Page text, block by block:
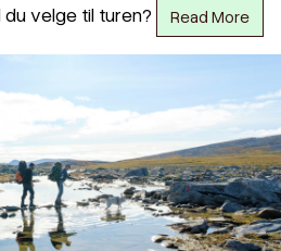
velge til turen?
Read More